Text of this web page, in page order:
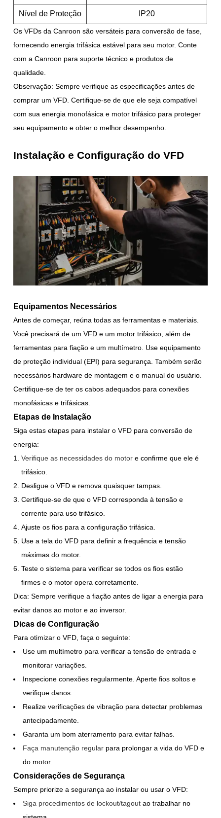
Nível de Proteção IP20
Os VFDs da Canroon são versáteis para conversão de fase,
fornecendo energia trifásica estável para seu motor. Conte
com a Canroon para suporte técnico e produtos de
qualidade.
Observação: Sempre verifique as especificações antes de
comprar um VFD. Certifique-se de que ele seja compatível
com sua energia monofásica e motor trifásico para proteger
seu equipamento e obter o melhor desempenho.
Instalação e Configuração do VFD
Equipamentos Necessários
Antes de começar, reúna todas as ferramentas e materiais.
Você precisará de um VFD e um motor trifásico, além de
ferramentas para fiação e um multímetro. Use equipamento
de proteção individual (EPI) para segurança. Também serão
necessários hardware de montagem e o manual do usuário.
Certifique-se de ter os cabos adequados para conexões
monofásicas e trifásicas.
Etapas de Instalação
Siga estas etapas para instalar o VFD para conversão de
energia:
Verifique as necessidades do motor e confirme que ele é
trifásico.
Desligue o VFD e remova quaisquer tampas.
Certifique-se de que o VFD corresponda à tensão e
corrente para uso trifásico.
Ajuste os fios para a configuração trifásica.
Use a tela do VFD para definir a frequência e tensão
máximas do motor.
Teste o sistema para verificar se todos os fios estão
firmes e o motor opera corretamente.
Dica: Sempre verifique a fiação antes de ligar a energia para
evitar danos ao motor e ao inversor.
Dicas de Configuração
Para otimizar o VFD, faça o seguinte:
Use um multímetro para verificar a tensão de entrada e
monitorar variações.
Inspecione conexões regularmente. Aperte fios soltos e
verifique danos.
Realize verificações de vibração para detectar problemas
antecipadamente.
Garanta um bom aterramento para evitar falhas.
Faça manutenção regular para prolongar a vida do VFD e
do motor.
Considerações de Segurança
Sempre priorize a segurança ao instalar ou usar o VFD:
Siga procedimentos de lockout/tagout ao trabalhar no